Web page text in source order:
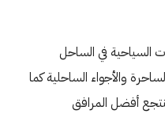
السياحية في الساحل
والأجواء الساحلية كما
أفضل المرافق